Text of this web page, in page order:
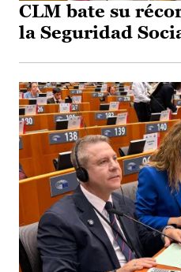
CLM bate su
la Seguridad